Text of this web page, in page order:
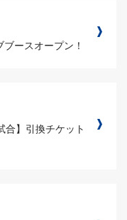
ースオープン！
合】引換チケット